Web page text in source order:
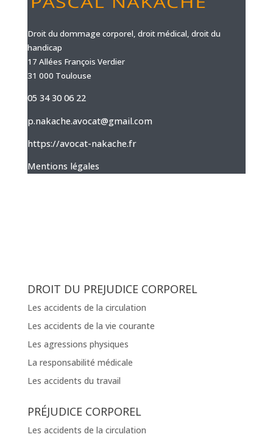
Droit du dommage corporel, droit médical, droit du
handicap
17 Allées François Verdier
31 000 Toulouse
05 34 30 06 22
p.nakache.avocat@gmail.com
https://avocat-nakache.fr
Mentions légales
DROIT DU PREJUDICE CORPOREL
Les accidents de la circulation
Les accidents de la vie courante
Les agressions physiques
La responsabilité médicale
Les accidents du travail
PRÉJUDICE CORPOREL
Les accidents de la circulation